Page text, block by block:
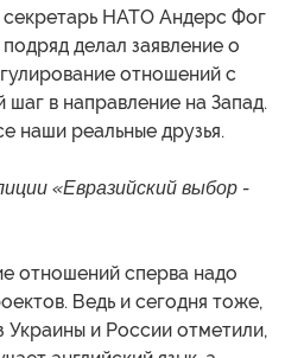
секретарь НАТО Андерс Фог
делал заявление о
отношений с
в направление на Запад.
наши реальные друзья.
«Евразийский выбор -
отношений сперва надо
Ведь и сегодня тоже,
Украины и России отметили,